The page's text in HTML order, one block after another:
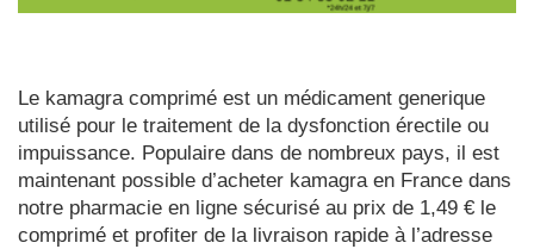
Le kamagra comprimé est un médicament generique
utilisé pour le traitement de la dysfonction érectile ou
impuissance. Populaire dans de nombreux pays, il est
maintenant possible d’acheter kamagra en France dans
notre pharmacie en ligne sécurisé au prix de 1,49 € le
comprimé et profiter de la livraison rapide à l’adresse